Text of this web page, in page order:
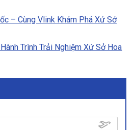
– Cùng Vlink Khám Phá Xứ Sở
Trình Trải Nghiệm Xứ Sở Hoa